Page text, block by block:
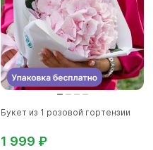
Букет из 1 розовой гортензии
1 999 ₽